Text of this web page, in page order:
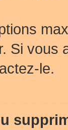
Si vous
le.